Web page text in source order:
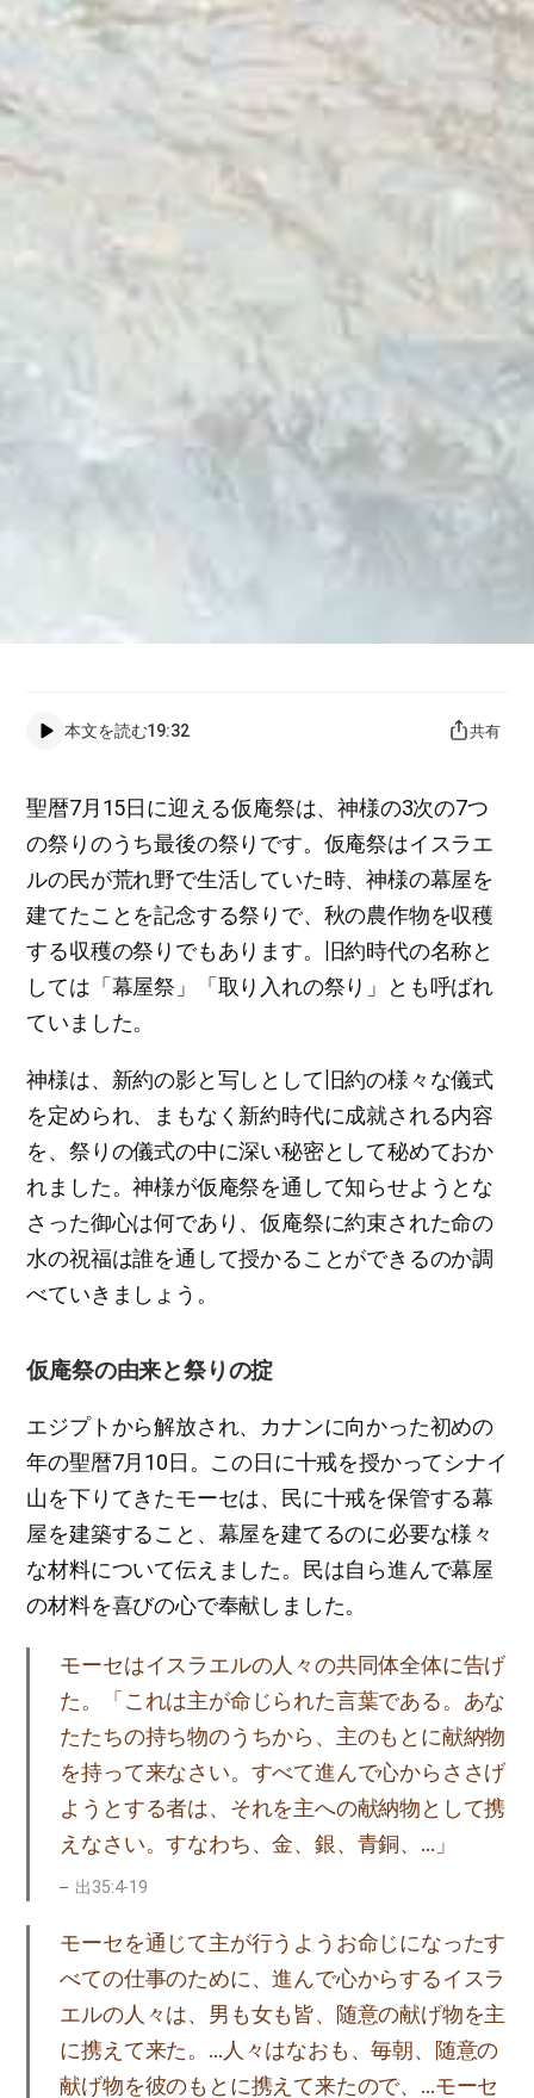
本文を読む19:32 共有
聖暦7月15日に迎える仮庵祭は、神様の3次の7つ
の祭りのうち最後の祭りです。仮庵祭はイスラエ
ルの民が荒れ野で生活していた時、神様の幕屋を
建てたことを記念する祭りで、秋の農作物を収穫
する収穫の祭りでもあります。旧約時代の名称と
しては「幕屋祭」「取り入れの祭り」とも呼ばれ
ていました。
神様は、新約の影と写しとして旧約の様々な儀式
を定められ、まもなく新約時代に成就される内容
を、祭りの儀式の中に深い秘密として秘めておか
れました。神様が仮庵祭を通して知らせようとな
さった御心は何であり、仮庵祭に約束された命の
水の祝福は誰を通して授かることができるのか調
べていきましょう。
仮庵祭の由来と祭りの掟
エジプトから解放され、カナンに向かった初めの
年の聖暦7月10日。この日に十戒を授かってシナイ
山を下りてきたモーセは、民に十戒を保管する幕
屋を建築すること、幕屋を建てるのに必要な様々
な材料について伝えました。民は自ら進んで幕屋
の材料を喜びの心で奉献しました。
モーセはイスラエルの人々の共同体全体に告げ
た。「これは主が命じられた言葉である。あな
たたちの持ち物のうちから、主のもとに献納物
を持って来なさい。すべて進んで心からささげ
ようとする者は、それを主への献納物として携
えなさい。すなわち、金、銀、青銅、…」
出35:4-19
モーセを通じて主が行うようお命じになったす
べての仕事のために、進んで心からするイスラ
エルの人々は、男も女も皆、随意の献げ物を主
に携えて来た。…人々はなおも、毎朝、随意の
献げ物を彼のもとに携えて来たので、…モーセ